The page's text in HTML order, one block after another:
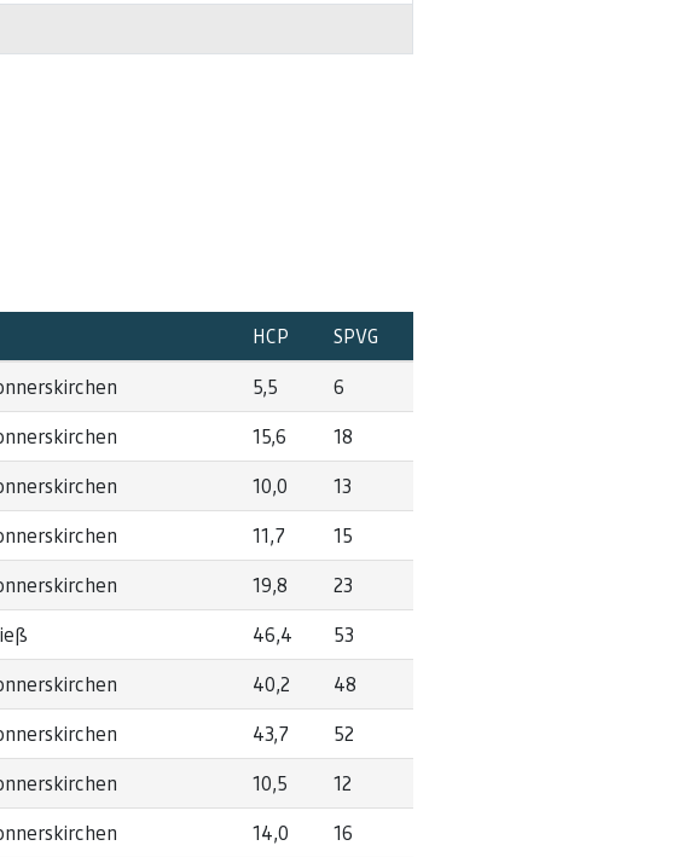
HCP
SPVG
5,5
6
15,6
18
10,0
13
11,7
15
19,8
23
46,4
53
40,2
48
43,7
52
10,5
12
14,0
16